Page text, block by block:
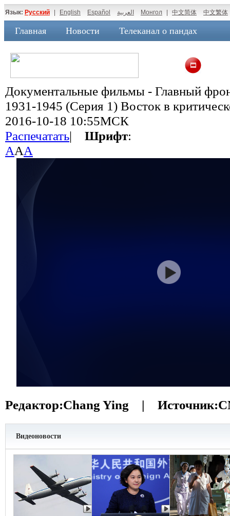
Язык: Русский English Español العربية Монгол 中文简体 中文繁体
Главная Новости Телеканал о пандах
Документальные фильмы - Главный
1931-1945 (Cерия 1) Восток в
2016-10-18 10:55МСК
Распечатать| Шрифт:
AAA
Редактор:Chang Ying | Источник:
Видеоновости